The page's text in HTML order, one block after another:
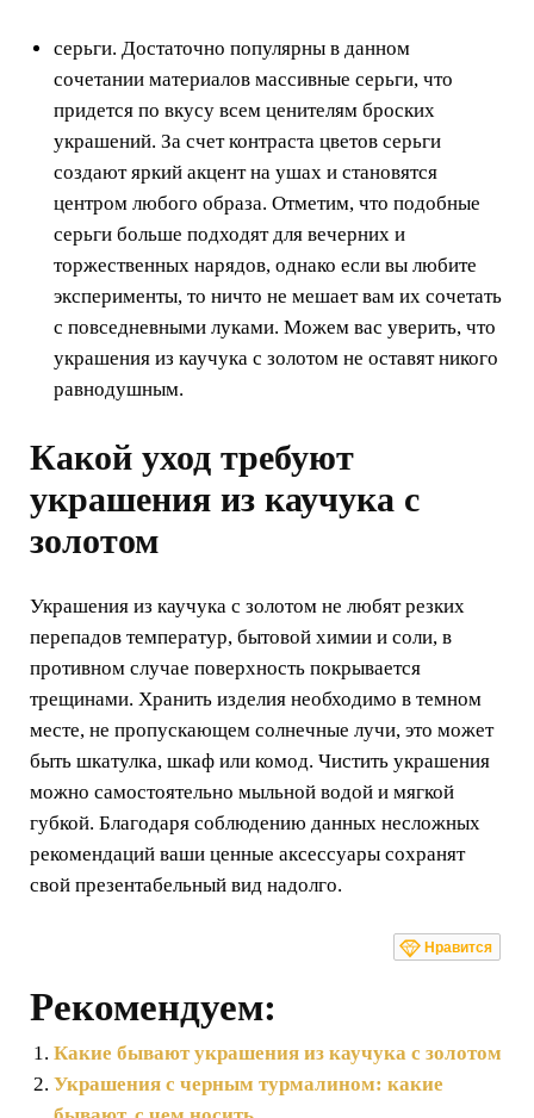
серьги. Достаточно популярны в данном
сочетании материалов массивные серьги, что
придется по вкусу всем ценителям броских
украшений. За счет контраста цветов серьги
создают яркий акцент на ушах и становятся
центром любого образа. Отметим, что подобные
серьги больше подходят для вечерних и
торжественных нарядов, однако если вы любите
эксперименты, то ничто не мешает вам их сочетать
с повседневными луками. Можем вас уверить, что
украшения из каучука с золотом не оставят никого
равнодушным.
Какой уход требуют
украшения из каучука с
золотом
Украшения из каучука с золотом не любят резких
перепадов температур, бытовой химии и соли, в
противном случае поверхность покрывается
трещинами. Хранить изделия необходимо в темном
месте, не пропускающем солнечные лучи, это может
быть шкатулка, шкаф или комод. Чистить украшения
можно самостоятельно мыльной водой и мягкой
губкой. Благодаря соблюдению данных несложных
рекомендаций ваши ценные аксессуары сохранят
свой презентабельный вид надолго.
Нравится
Рекомендуем:
Какие бывают украшения из каучука с золотом
Украшения с черным турмалином: какие